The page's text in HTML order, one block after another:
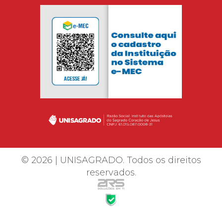
© 2026 | UNISAGRADO. Todos os direitos
reservados.